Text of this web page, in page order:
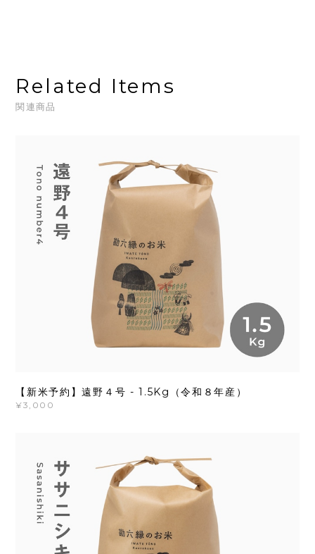
Related Items
関連商品
【新米予約】遠野４号 - 1.5Kg（令和８年産）
¥3,000